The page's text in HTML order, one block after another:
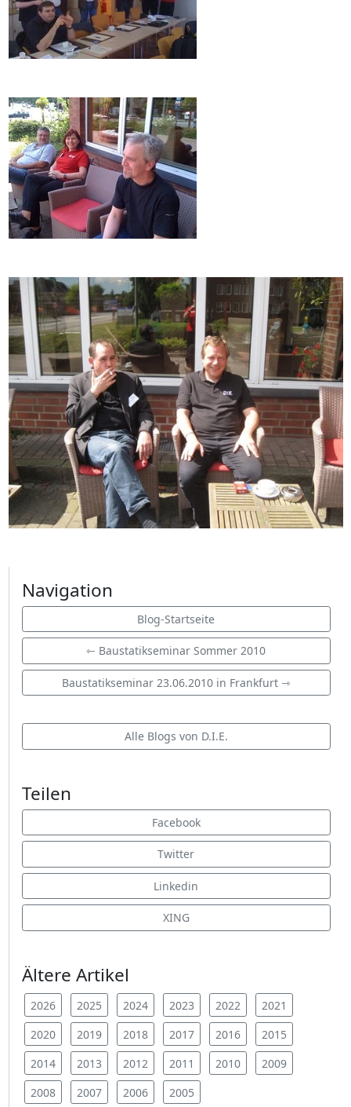
Navigation
Blog-Startseite
⇽ Baustatikseminar Sommer 2010
Baustatikseminar 23.06.2010 in Frankfurt ⇾
Alle Blogs von D.I.E.
Teilen
Facebook
Twitter
Linkedin
XING
Ältere Artikel
2026 2025 2024 2023 2022
2021
2020
2019 2018 2017 2016
2015
2014
2013 2012 2011 2010
2009
2008
2007 2006 2005